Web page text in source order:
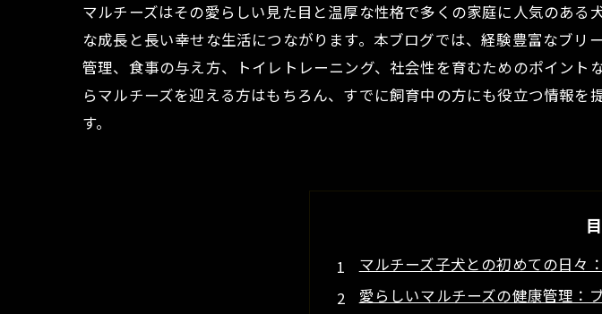
マルチーズはその愛らしい見た目と温厚な性格で多くの家庭に人気のあ
な成長と長い幸せな生活につながります。本ブログでは、経験豊富なブ
管理、食事の与え方、トイレトレーニング、社会性を育むためのポイン
らマルチーズを迎える方はもちろん、すでに飼育中の方にも役立つ情報
す。
マルチーズ子犬との初めての日々
愛らしいマルチーズの健康管理：